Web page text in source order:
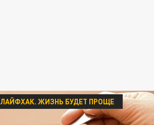
ЛАЙФХАК. ЖИЗНЬ БУДЕТ ПРОЩЕ